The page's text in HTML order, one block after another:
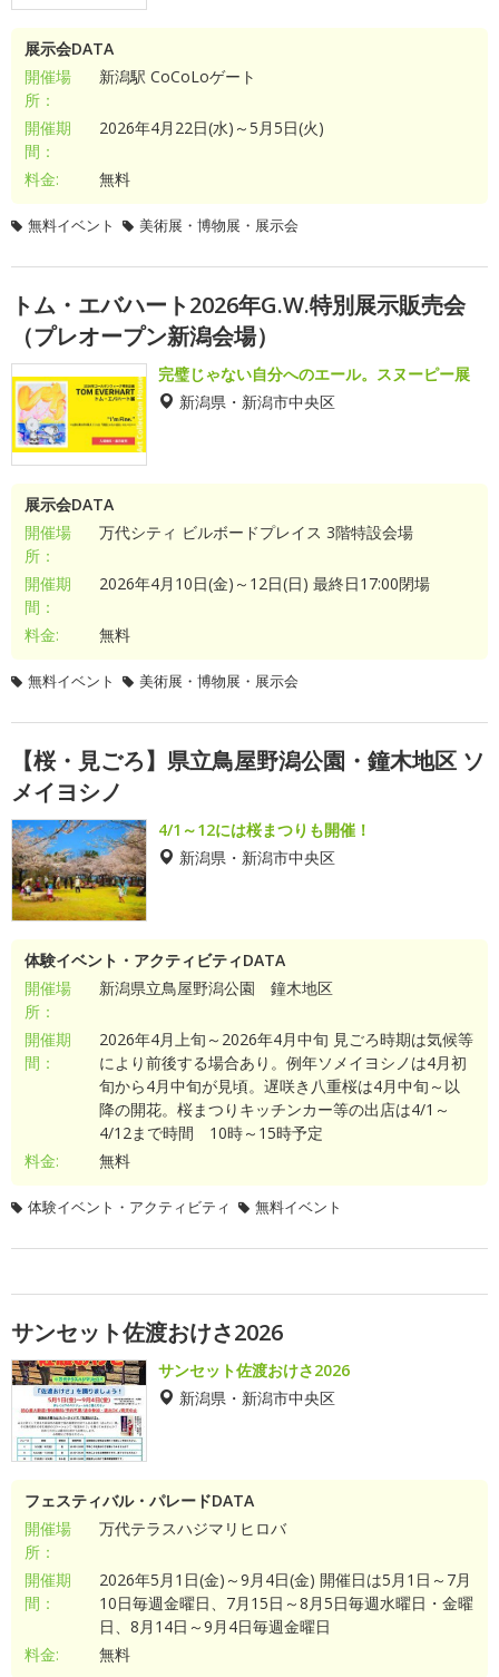
展示会DATA
開催場
所：
新潟駅 CoCoLoゲート
開催期
間：
2026年4月22日(水)～5月5日(火)
料金: 無料
無料イベント 美術展・博物展・展示会
トム・エバハート2026年G.W.特別展示販売会
（プレオープン新潟会場）
完璧じゃない自分へのエール。スヌーピー展
新潟県・新潟市中央区
展示会DATA
開催場
所：
万代シティ ビルボードプレイス 3階特設会場
開催期
間：
2026年4月10日(金)～12日(日) 最終日17:00閉場
料金: 無料
無料イベント 美術展・博物展・展示会
【桜・見ごろ】県立鳥屋野潟公園・鐘木地区 ソ
メイヨシノ
4/1～12には桜まつりも開催！
新潟県・新潟市中央区
体験イベント・アクティビティDATA
開催場
所：
新潟県立鳥屋野潟公園 鐘木地区
開催期
間：
2026年4月上旬～2026年4月中旬 見ごろ時期は気候等
により前後する場合あり。例年ソメイヨシノは4月初
旬から4月中旬が見頃。遅咲き八重桜は4月中旬～以
降の開花。桜まつりキッチンカー等の出店は4/1～
4/12まで時間 10時～15時予定
料金:
無料
体験イベント・アクティビティ 無料イベント
サンセット佐渡おけさ2026
サンセット佐渡おけさ2026
新潟県・新潟市中央区
フェスティバル・パレードDATA
開催場
所：
万代テラスハジマリヒロバ
開催期
間：
2026年5月1日(金)～9月4日(金) 開催日は5月1日～7月
10日毎週金曜日、7月15日～8月5日毎週水曜日・金曜
日、8月14日～9月4日毎週金曜日
料金:
無料